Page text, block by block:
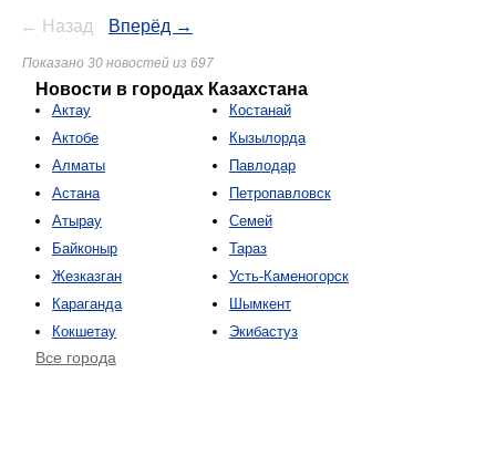
← Назад Вперёд →
Показано 30 новостей из 697
Новости в городах Казахстана
Актау
Актобе
Алматы
Астана
Атырау
Байконыр
Жезказган
Караганда
Кокшетау
Костанай
Кызылорда
Павлодар
Петропавловск
Семей
Тараз
Усть-Каменогорск
Шымкент
Экибастуз
Все города